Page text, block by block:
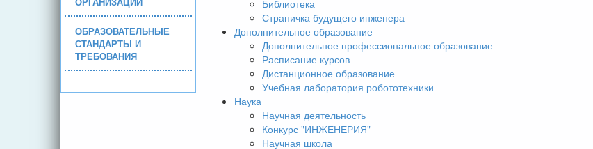
ОБРАЗОВАТЕЛЬНЫЕ
СТАНДАРТЫ И
ТРЕБОВАНИЯ
Библиотека
Страничка будущего инженера
Дополнительное образование
Дополнительное профессиональное образование
Расписание курсов
Дистанционное образование
Учебная лаборатория робототехники
Наука
Научная деятельность
Конкурс "ИНЖЕНЕРИЯ"
Научная школа